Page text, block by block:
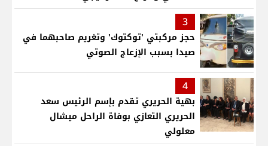
3
حجز مركبتي 'توكتوك' وتغريم صاحبهما في
صيدا بسبب الإزعاج الصوتي
4
بهية الحريري تقدم بإسم الرئيس سعد
الحريري التعازي بوفاة الراحل ميشال
معلولي